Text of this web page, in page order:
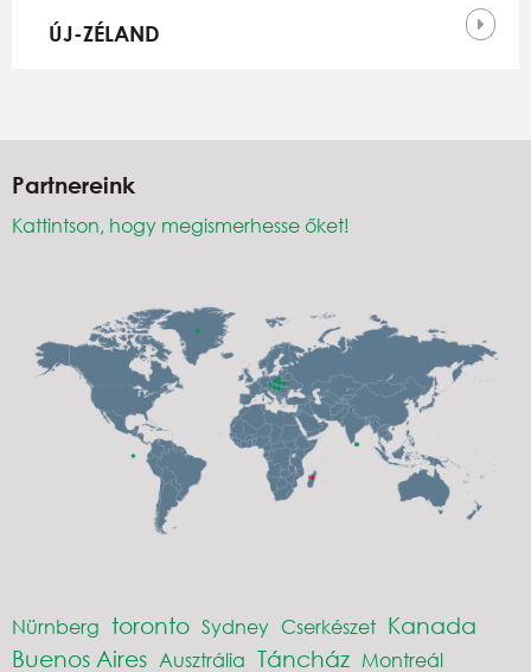
ÚJ-ZÉLAND
Partnereink
Kattintson, hogy megismerhesse őket!
Nürnberg toronto Sydney Cserkészet Kanada
Buenos Aires Ausztrália Táncház Montreál